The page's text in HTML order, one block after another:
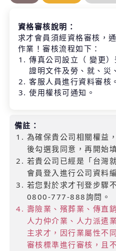
資格審核說明：
求才會員須經資格審核，
作業！審核流程如下：
傳真公司設立（ 變更
證明文件及勞、就、災
客服人員進行資料審核。
使用權核可通知。
備註：
為確保貴公司相關權益
後勾選我同意，再開始
若貴公司已經是「台灣
會員登入進行公司資料
若您對於求才刊登步驟
0800-777-888詢問。
壽險業、殯葬業、傳直
人力仲介業、人力派遣
主求才，因行業屬性不
審核標準進行審核，且